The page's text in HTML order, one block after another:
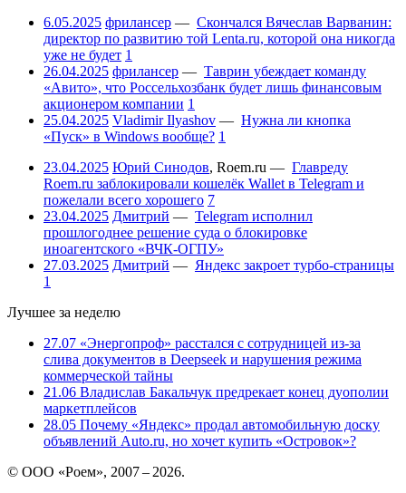
6.05.2025 фрилансер — Скончался Вячеслав Варванин:
директор по развитию той Lenta.ru, которой она никогда
уже не будет 1
26.04.2025 фрилансер — Таврин убеждает команду
«Авито», что Россельхозбанк будет лишь финансовым
акционером компании 1
25.04.2025 Vladimir Ilyashov — Нужна ли кнопка
«Пуск» в Windows вообще? 1
23.04.2025 Юрий Синодов, Roem.ru — Главреду
Roem.ru заблокировали кошелёк Wallet в Telegram и
пожелали всего хорошего 7
23.04.2025 Дмитрий — Telegram исполнил
прошлогоднее решение суда о блокировке
иноагентского «ВЧК-ОГПУ»
27.03.2025 Дмитрий — Яндекс закроет турбо-страницы
1
Лучшее за неделю
27.07 «Энергопроф» расстался с сотрудницей из-за
слива документов в Deepseek и нарушения режима
коммерческой тайны
21.06 Владислав Бакальчук предрекает конец дуополии
маркетплейсов
28.05 Почему «Яндекс» продал автомобильную доску
объявлений Auto.ru, но хочет купить «Островок»?
© ООО «Роем», 2007 – 2026.